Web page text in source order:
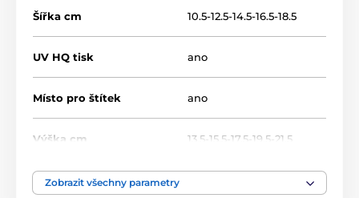
Šířka cm 10.5-12.5-14.5-16.5-18.5
UV HQ tisk ano
Místo pro štítek ano
Výška cm 13.5-15.5-17.5-19.5-21.5
Motiv
Zobrazit všechny parametry